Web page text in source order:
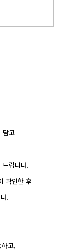
담고
립니다.
확인한 후
.
고,